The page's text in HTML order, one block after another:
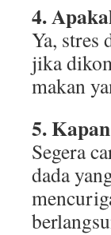
4.
Ya, stres
jika
makan
5.
Segera
dada